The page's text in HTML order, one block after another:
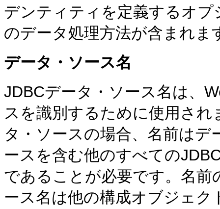
デンティティを定義するオ
のデータ処理方法が含まれま
データ・ソース名
JDBCデータ・ソース名は、
スを識別するために使用さ
タ・ソースの場合、名前は
ースを含む他のすべての
であることが必要です。名
ース名は他の構成オブジェ